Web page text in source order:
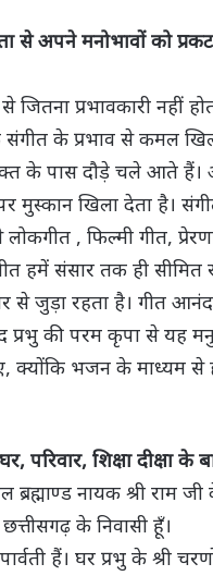
अपने मनोभावों को
प्रभावकारी नहीं
संगीत के प्रभाव से कमल
के पास दौड़े चले आते हैं।
मुस्कान खिला देता है।
, फिल्मी गीत,
हमें संसार तक ही
जुड़ा रहता है। गीत
प्रभु की परम कृपा से यह
क्योंकि भजन के माध्यम
परिवार, शिक्षा दीक्षा के
नायक श्री राम
के निवासी हूँ।
हैं। घर प्रभु के श्री